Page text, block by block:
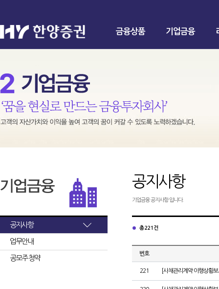
금융상품 기업금융
공지사항
업무안내
공모주 청약
공지사항
기업금융 공지사항 입니다.
총 221건
번호
221 [사채관리계약 이행상황